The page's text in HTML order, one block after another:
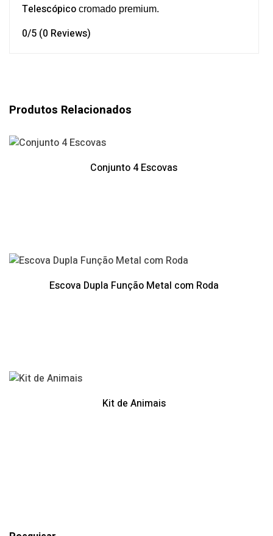
Telescópico cromado premium.
0/5 (0 Reviews)
Produtos Relacionados
Conjunto 4 Escovas
Escova Dupla Função Metal com Roda
Kit de Animais